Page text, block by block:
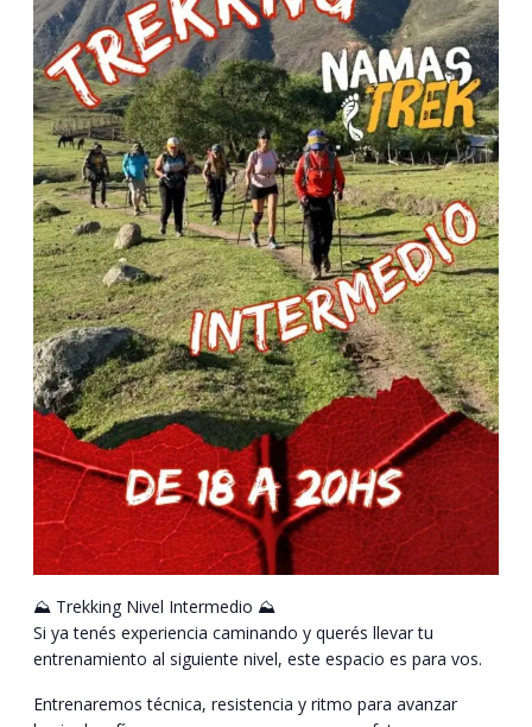
⛰ Trekking Nivel Intermedio ⛰
Si ya tenés experiencia caminando y querés llevar tu
entrenamiento al siguiente nivel, este espacio es para vos.
Entrenaremos técnica, resistencia y ritmo para avanzar